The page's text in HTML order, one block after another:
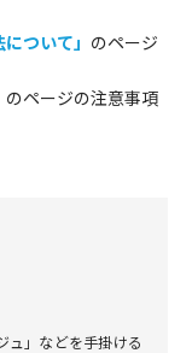
ついて」 のページ
のページの注意事項
ュ」などを手掛ける